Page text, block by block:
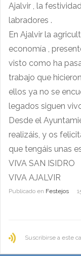
Ajalvir , la
labradores .
En Ajalvir la
economía ,
visto como ha
trabajo que
ellos ya no se
legados siguen
Desde el
realizáis, y os
que tengáis unas
VIVA SAN ISIDRO
VIVA AJALVIR
Publicado en Festejos
Suscribirse a este